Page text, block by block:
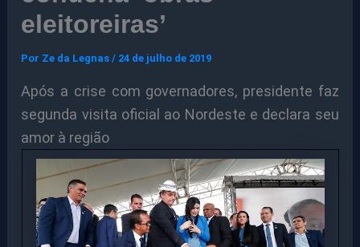
eleitoreiras’
Por Ze da Legnas/ 24 de julho de 2019
Após a crise com governadores, presidente faz
segunda visita oficial ao Nordeste e declara seu
amor à região